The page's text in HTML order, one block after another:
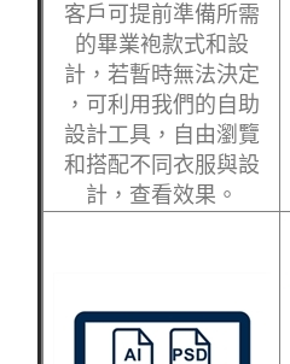
客戶可提前準備所需
的畢業袍款式和設
計，若暫時無法決定
，可利用我們的自助
設計工具，自由瀏覽
和搭配不同衣服與設
計，查看效果。